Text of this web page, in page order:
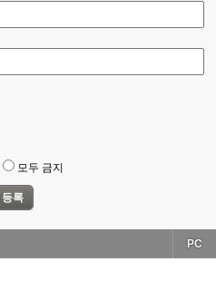
모두 금지
PC